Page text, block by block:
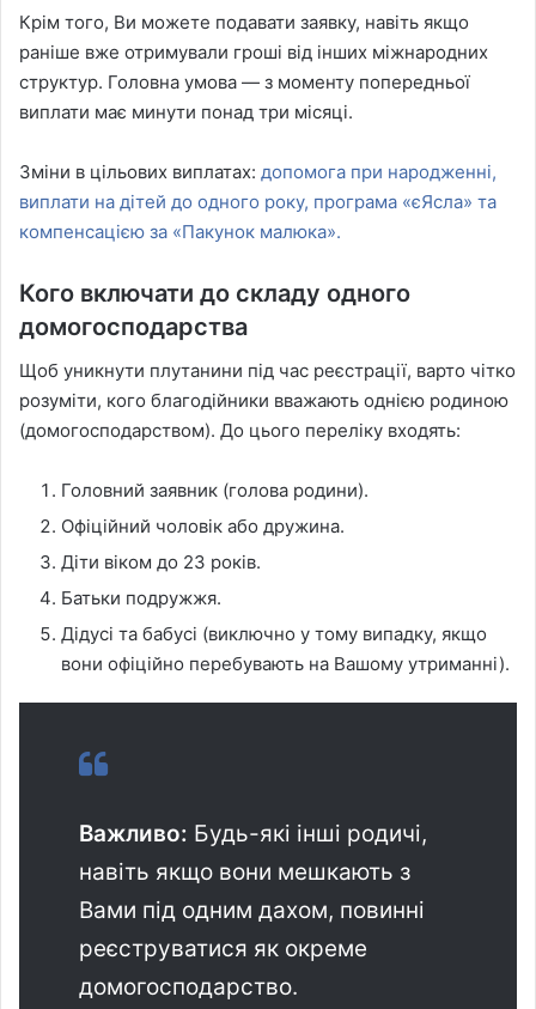
Крім того, Ви можете подавати заявку, навіть якщо
раніше вже отримували гроші від інших міжнародних
структур. Головна умова — з моменту попередньої
виплати має минути понад три місяці.
Зміни в цільових виплатах: допомога при народженні,
виплати на дітей до одного року, програма «єЯсла» та
компенсацією за «Пакунок малюка».
Кого включати до складу одного
домогосподарства
Щоб уникнути плутанини під час реєстрації, варто чітко
розуміти, кого благодійники вважають однією родиною
(домогосподарством). До цього переліку входять:
Головний заявник (голова родини).
Офіційний чоловік або дружина.
Діти віком до 23 років.
Батьки подружжя.
Дідусі та бабусі (виключно у тому випадку, якщо
вони офіційно перебувають на Вашому утриманні).
Важливо: Будь-які інші родичі,
навіть якщо вони мешкають з
Вами під одним дахом, повинні
реєструватися як окреме
домогосподарство.